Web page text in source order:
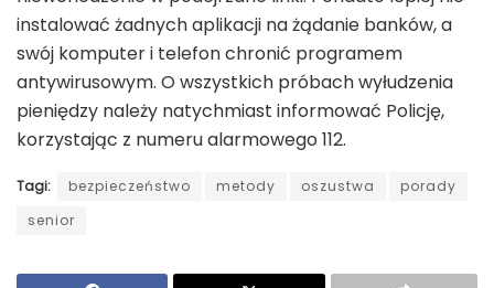
instalować żadnych aplikacji na żądanie banków, a
swój komputer i telefon chronić programem
antywirusowym. O wszystkich próbach wyłudzenia
pieniędzy należy natychmiast informować Policję,
korzystając z numeru alarmowego 112.
Tagi: bezpieczeństwo metody oszustwa
porady
senior